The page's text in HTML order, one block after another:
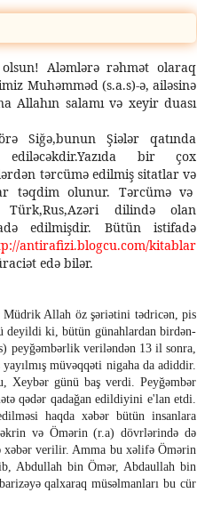
Aləmlərə rəhmət olaraq
Muhəmməd (s.a.s)-ə, ailəsinə
Allahın salamı və xeyir duası
Siğə,bunun Şiələr qatında
ediləcəkdir.Yazıda bir çox
tərcümə edilmiş sitatlar və
təqdim olunur. Tərcümə və
dilində olan
edilmişdir. Bütün istifadə
antirafizi.blogcu.com/kitablar
edə bilər.
Müdrik Allah öz şəriətini tədricən, pis
deyildi ki, bütün günahlardan birdən-
peyğəmbərlik veriləndən 13 il sonra,
müvəqqəti nigaha da adiddir.
Xeybər günü baş verdi. Peyğəmbər
qədər qadağan edildiyini e'lan etdi.
haqda xəbər bütün insanlara
və Ömərin(r.a)dövrlərində də
xəbər verilir. Amma bu xəlifə Ömərin
Abdullah bin Ömər, Abdaullah bin
qalxaraq müsəlmanları bu cür